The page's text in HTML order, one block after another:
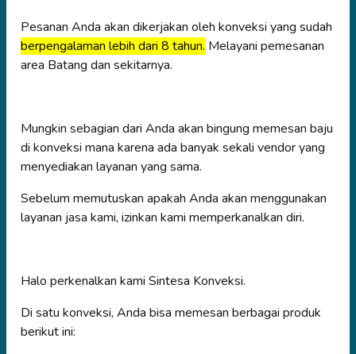
Pesanan Anda akan dikerjakan oleh konveksi yang sudah
berpengalaman lebih dari 8 tahun. Melayani pemesanan
area Batang dan sekitarnya.
Mungkin sebagian dari Anda akan bingung memesan baju
di konveksi mana karena ada banyak sekali vendor yang
menyediakan layanan yang sama.
Sebelum memutuskan apakah Anda akan menggunakan
layanan jasa kami, izinkan kami memperkanalkan diri.
Halo perkenalkan kami Sintesa Konveksi.
Di satu konveksi, Anda bisa memesan berbagai produk
berikut ini: